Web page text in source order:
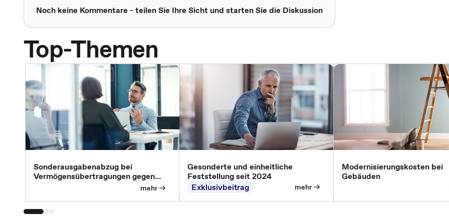
Noch keine Kommentare - teilen Sie Ihre Sicht und starten Sie die Diskussion
Top-Themen
Sonderausgabenabzug bei
Vermögensübertragungen gegen
mehr
Gesonderte und einheitliche
Feststellung seit 2024
Exklusivbeitrag
mehr
Modernisierungskosten bei
Gebäuden